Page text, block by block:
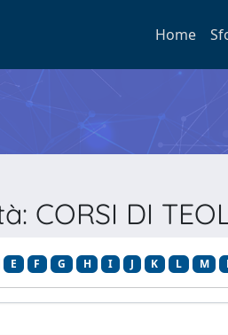
Home
CORSI DI
E F G H I J K L M